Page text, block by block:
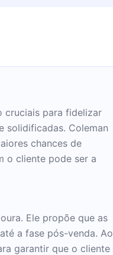
cruciais para fidelizar
solidificadas. Coleman
chances de
o cliente pode ser a
Ele propõe que as
a fase pós-venda. Ao
garantir que o cliente